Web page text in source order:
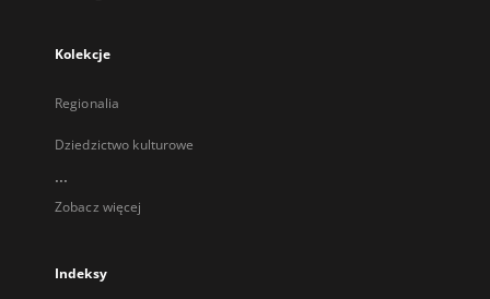
Kolekcje
Regionalia
Dziedzictwo kulturowe
...
Zobacz więcej
Indeksy